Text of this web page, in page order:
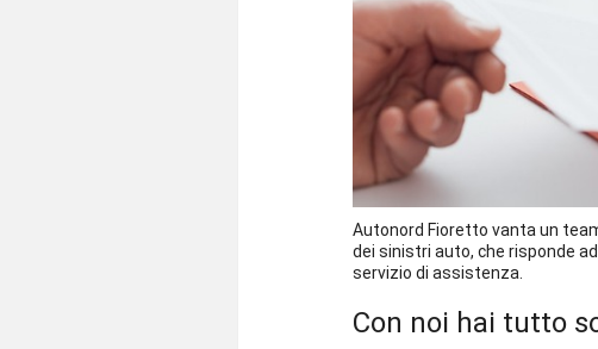
Autonord Fioretto vanta un
dei sinistri auto, che risponde
servizio di assistenza.
Con noi hai tutto